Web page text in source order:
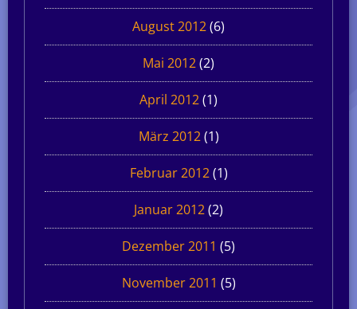
August 2012(6)
Mai 2012(2)
April 2012(1)
März 2012(1)
Februar 2012(1)
Januar 2012(2)
Dezember 2011 (5)
November 2011 (5)